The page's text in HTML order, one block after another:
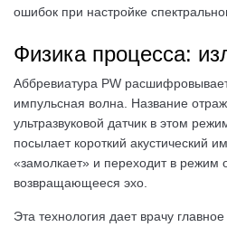
ошибок при настройке
Физика процесса:
Аббревиатура PW
импульсная волна. Название
ультразвуковой датчик в этом
посылает короткий акустический
«замолкает» и переходит в
возвращающееся эхо.
Эта технология дает врачу